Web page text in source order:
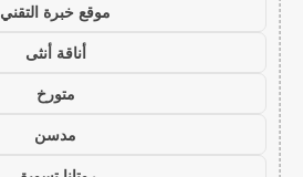
موقع خبرة التقني
أناقة أنثى
متورخ
مدسن